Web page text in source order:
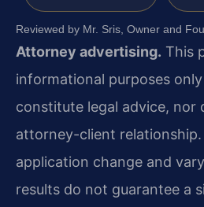
Reviewed by Mr. Sris, Owner and
Attorney advertising. This
informational purposes
constitute legal advice, nor
attorney-client
application change and
results do not guarantee a